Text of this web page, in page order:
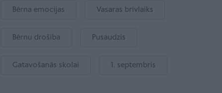
Bērna emocijas Vasaras brīvlaiks
Bērnu drošība Pusaudzis
Gatavošanās skolai 1. septembris